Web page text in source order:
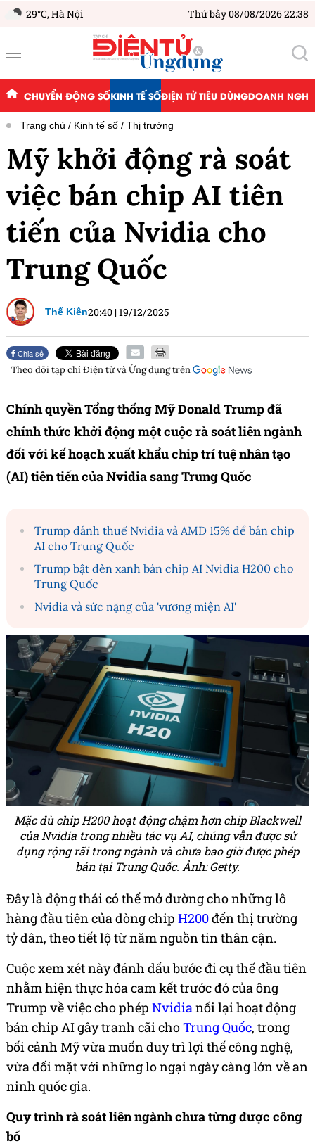
29°C,Hà Nội Thứ bảy 08/08/2026 22:38
CHUYỂN ĐỘNG SỐKINH TẾ SỐĐIỆN TỬ TIÊU DÙNGDOANH
Trang chủ Kinh tế số Thị trường
Mỹ khởi động rà soát
việc bán chip AI tiên
tiến của Nvidia cho
Trung Quốc
Thế Kiên20:40 |19/12/2025
Chia sẻ
Theo dõi tạp chíĐiện tử và Ứng dụngtrên
Chính quyền Tổng thống Mỹ Donald Trump đã
chính thức khởi động một cuộc rà soát liên ngành
đối với kế hoạch xuất khẩu chip trí tuệ nhân tạo
(AI) tiên tiến của Nvidia sang Trung Quốc
Trump đánh thuế Nvidia và AMD 15% để bán chip
AI cho Trung Quốc
Trump bật đèn xanh bán chip AI Nvidia H200 cho
Trung Quốc
Nvidia và sức nặng của 'vương miện AI'
Mặc dù chip H200 hoạt động chậm hơn chip Blackwell
của Nvidia trong nhiều tác vụ AI, chúng vẫn được sử
dụng rộng rãi trong ngành và chưa bao giờ được phép
bán tại Trung Quốc. Ảnh: Getty.
Đây là động thái có thể mở đường cho những lô
hàng đầu tiên của dòng chip H200đến thị trường
tỷ dân, theo tiết lộ từ năm nguồn tin thân cận.
Cuộc xem xét này đánh dấu bước đi cụ thể đầu tiên
nhằm hiện thực hóa cam kết trước đó của ông
Trump về việc cho phép Nvidianối lại hoạt động
bán chip AI gây tranh cãi choTrung Quốc, trong
bối cảnh Mỹ vừa muốn duy trì lợi thế công nghệ,
vừa đối mặt với những lo ngại ngày càng lớn về an
ninh quốc gia.
Quy trình rà soát liên ngành chưa từng được công
bố